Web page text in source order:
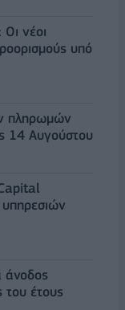
νέοι
υπό
πληρωμών
14 Αυγούστου
άνοδος
έτους